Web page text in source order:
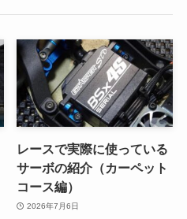
レースで実際に使っている
サーボの紹介（カーペット
コース編）
2026年7月6日